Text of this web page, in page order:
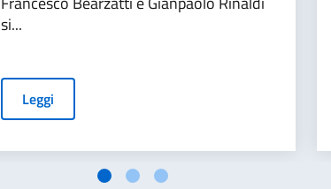
si...
Leggi